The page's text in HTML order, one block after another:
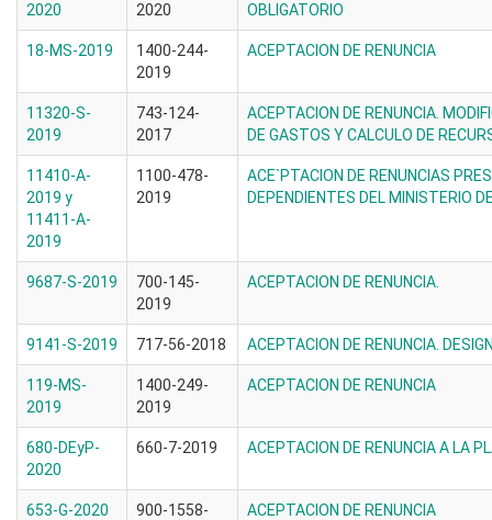
2020
2020
OBLIGATORIO
18-MS-2019
1400-244-
2019
ACEPTACION DE RENUNCIA
11320-S-
2019
743-124-
2017
ACEPTACION DE RENUNCIA.
DE GASTOS Y CALCULO DE
11410-A-
2019 y
11411-A-
2019
1100-478-
2019
ACE`PTACION DE RENUNCIAS
DEPENDIENTES DEL MINISTERIO
9687-S-2019
700-145-
2019
ACEPTACION DE RENUNCIA.
9141-S-2019 717-56-2018 ACEPTACION DE RENUNCIA.
119-MS-
2019
1400-249-
2019
ACEPTACION DE RENUNCIA
680-DEyP-
2020
660-7-2019 ACEPTACION DE RENUNCIA A LA
653-G-2020
900-1558-
ACEPTACION DE RENUNCIA